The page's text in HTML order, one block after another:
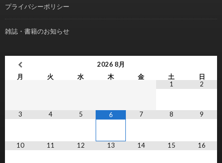
プライバシーポリシー
雑誌・書籍のお知らせ
2026 8月
月
火 水 木 金 土
日
1
2
3 4 5 6 7 8 9
10 11 12 13 14 15 16